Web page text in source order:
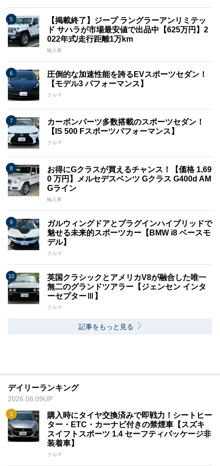
【掲載終了】ジープ ラングラーアンリミテッ
ド サハラが市場最安値で出品中【625万円】2
022年式/走行距離1万km
輸入車
圧倒的な加速性能を誇るEVスポーツセダン！
【モデル3 パフォーマンス】
クルマ
カーボンパーツ多数搭載のスポーツセダン！
【IS 500 Fスポーツパフォーマンス】
クルマ
お得にGクラスが買えるチャンス！【価格 1,69
0 万円】メルセデスベンツ Gクラス G400d AM
Gライン
輸入車
ガルウィングドアとプラグインハイブリッドで
魅せる未来的スポーツカー【BMW i8 ベースモ
デル】
クルマ
英国クラシックとアメリカV8が融合した唯一
無二のグランドツアラー【ジェンセン インタ
ーセプターⅢ】
クルマ
記事をもっと見る
デイリーランキング
2026.08.09UP
購入時にタイヤ交換済みで即戦力！シートヒー
ター・ETC・カーナビ付きの禁煙車【スズキ
スイフトスポーツ 1.4 セーフティパッケージ非
装着車】
クルマ